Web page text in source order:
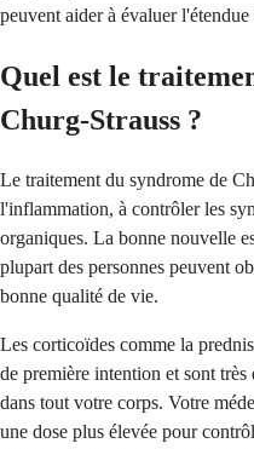
peuvent aider à évaluer
Quel est le
Churg-Strauss ?
Le traitement du syndrome de
l'inflammation, à contrôler les
organiques. La bonne nouvelle
plupart des personnes peuvent
bonne qualité de vie.
Les corticoïdes comme la
de première intention et sont
dans tout votre corps. Votre
une dose plus élevée pour